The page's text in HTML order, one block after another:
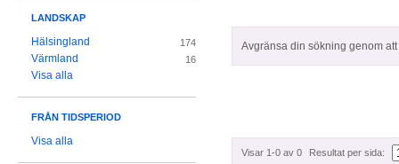
Avgränsa din sökning genom
Visar 1-0 av 0 Resultat per sida:
LANDSKAP
Hälsingland 174
Värmland 16
Visa alla
FRÅN TIDSPERIOD
Visa alla